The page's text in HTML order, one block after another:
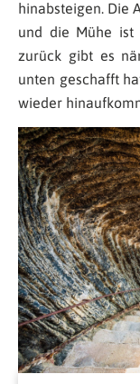
hinabsteigen. Die
und die Mühe
zurück gibt es
unten geschafft
wieder